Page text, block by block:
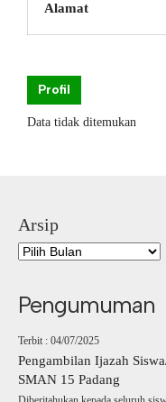
Alamat
Profil
Data tidak ditemukan
Arsip
Pengumuman
Terbit : 04/07/2025
Pengambilan Ijazah
SMAN 15 Padang